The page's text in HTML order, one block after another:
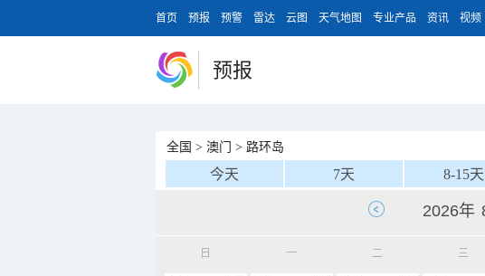
首页 预报 预警 雷达 云图 天气地图 专业产品 资讯 视频
预报
全国 > 澳门 > 路环岛
今天 7天 8-15天
日 一 二 三